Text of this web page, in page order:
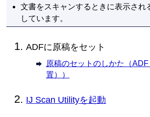
文書をスキャンするときに表示され
しています。
ADFに原稿をセット
原稿のセットのしかた（ADF
置）
）
IJ Scan Utilityを起動